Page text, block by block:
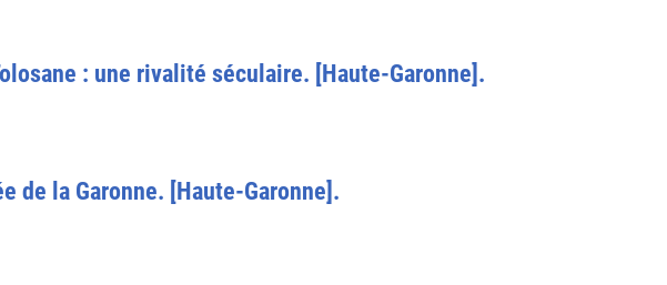
: une rivalité séculaire. [Haute-Garonne].
de la Garonne. [Haute-Garonne].